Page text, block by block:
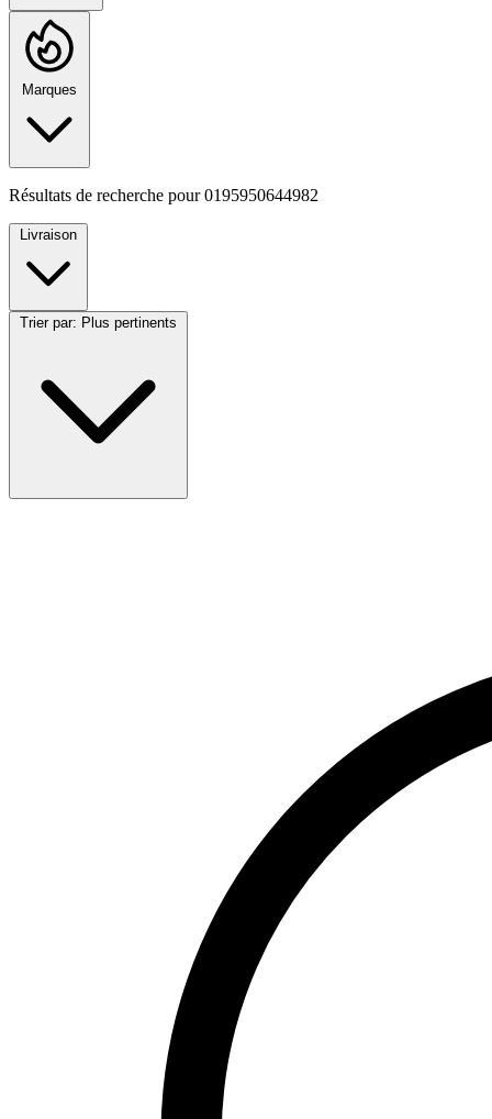
Marques
Résultats de recherche pour0195950644982
Livraison
Trier par: Plus pertinents